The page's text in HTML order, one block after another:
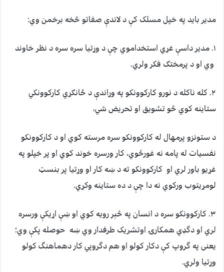
مدير بايد په خپل مسلک کې د لاندې صفاتو څخه برخمن وي:
۱. مدير داسې غړي استخداموي چې د وړتيا سره سره د نظر خاوند
وي او د پرمختګ فکر ولري.
۲. کله ناکله د نورو کارکوونکو په وړاندې د ځانګړي کارکوونکي
ستاینه کوي څو تشويق او تحريض شي،
د ستونزو پرمهال له کارکوونکو سره مرسته کوي او د کارکوونکو
نفسيات له پامه نه غورځوي، کار ورسره خوند کوي او پر خپلو په
غړيو باور لري او کارکوونکو ته د ښه کار او وړتيا پر بنسټ
لومړيتوب ورکوي نه دا چې د ده ستاينه وکړي.
۳. کارکوونکو سره د انسان په څېر رويه کوي او ښې اړيکې ورسره
لري او دگډي همکارۍ اوتشریک طرفدار وي ښه حوصله پکې وي؛
یعنی په گروپ کې دکار کولو او هم دگروپي کار دهماهنگ کولو
وړتیا ولري.